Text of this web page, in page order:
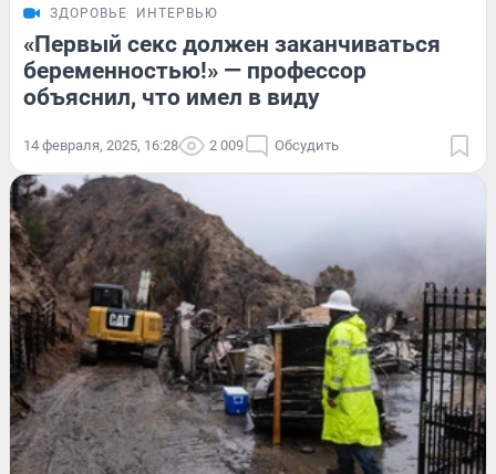
ЗДОРОВЬЕ ИНТЕРВЬЮ
«Первый секс должен заканчиваться
беременностью!» — профессор
объяснил, что имел в виду
14 февраля, 2025, 16:28 2 009 Обсудить